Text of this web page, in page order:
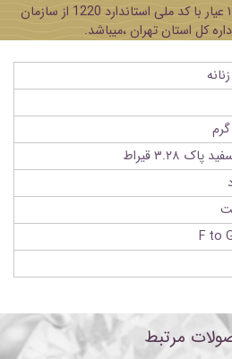
پایه تمامی محصولات طلای ۱۸ عیار با کد ملی استاندارد 1220 از سازمان
کل استان تهران ،میباشد.
۳.۲۸ قیراط
F to
مرتبط